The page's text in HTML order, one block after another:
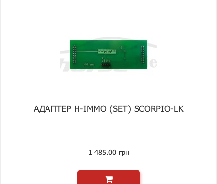
АДАПТЕР H-IMMO (SET) SCORPIO-LK
1 485.00 грн